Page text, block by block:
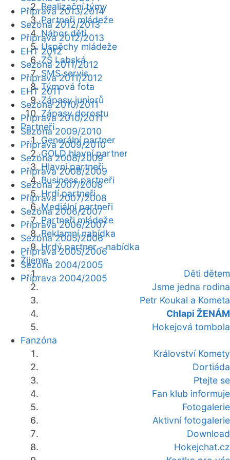
Realizační týmy
Partneři mládeže
Nábor dětí
Úspěchy mládeže
ZŠ Labská
SMS servis
Týmová fota
Zápasy juniorů
Zápasy dorostu
Partneři
Generální partner
GOLD hlavní partner
Hlavní partneři
Business partneři
Hrdí partneři
Mediální partneři
Partneři mládeže
Reklamní nabídka
Hrdý partner - nabídka
Žijeme
Děti dětem
Jsme jedna rodina
Petr Koukal a Kometa
Chlapi ŽENÁM
Hokejová tombola
Fanzóna
Království Komety
Dortiáda
Ptejte se
Fan klub informuje
Fotogalerie
Aktivní fotogalerie
Download
Hokejchat.cz
Příprava 2013/2014
Sezóna 2012/2013
Příprava 2012/2013
EHT 2012
Sezóna 2011/2012
Příprava 2011/2012
EHT 2011
Sezóna 2010/2011
Příprava 2010/2011
Sezóna 2009/2010
Příprava 2009/2010
Sezóna 2008/2009
Příprava 2008/2009
Sezóna 2007/2008
Příprava 2007/2008
Sezóna 2006/2007
Příprava 2006/2007
Sezóna 2005/2006
Příprava 2005/2006
Sezóna 2004/2005
Příprava 2004/2005